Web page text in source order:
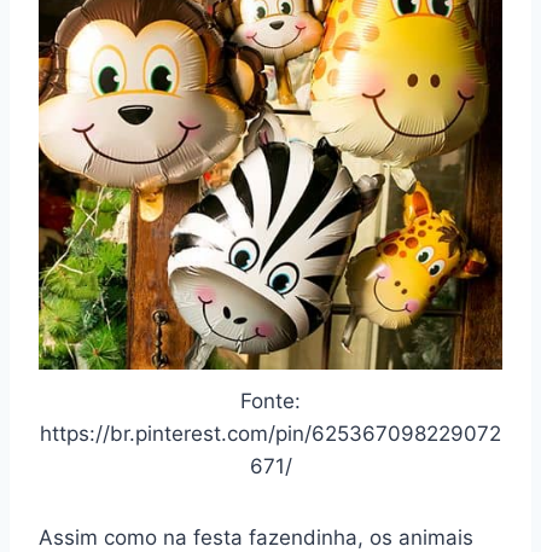
Fonte:
https://br.pinterest.com/pin/625367098229072
671/
Assim como na festa fazendinha, os animais